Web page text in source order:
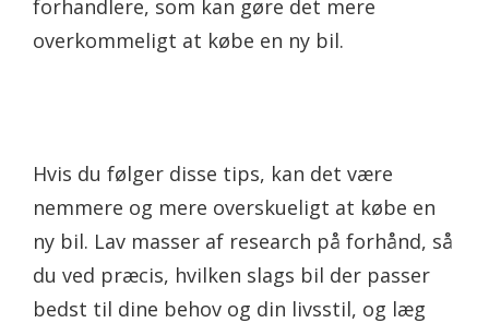
forhandlere, som kan gøre det mere
overkommeligt at købe en ny bil.
Hvis du følger disse tips, kan det være
nemmere og mere overskueligt at købe en
ny bil. Lav masser af research på forhånd, så
du ved præcis, hvilken slags bil der passer
bedst til dine behov og din livsstil, og læg